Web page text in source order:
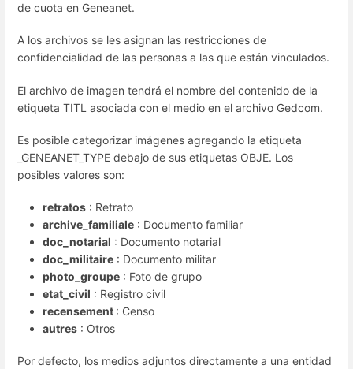
de cuota en Geneanet.
A los archivos se les asignan las restricciones de
confidencialidad de las personas a las que están vinculados.
El archivo de imagen tendrá el nombre del contenido de la
etiqueta TITL asociada con el medio en el archivo Gedcom.
Es posible categorizar imágenes agregando la etiqueta
_GENEANET_TYPE debajo de sus etiquetas OBJE. Los
posibles valores son:
retratos : Retrato
archive_familiale : Documento familiar
doc_notarial : Documento notarial
doc_militaire : Documento militar
photo_groupe : Foto de grupo
etat_civil : Registro civil
recensement : Censo
autres : Otros
Por defecto, los medios adjuntos directamente a una entidad